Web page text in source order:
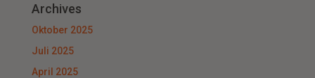
Archives
Oktober 2025
Juli 2025
April 2025